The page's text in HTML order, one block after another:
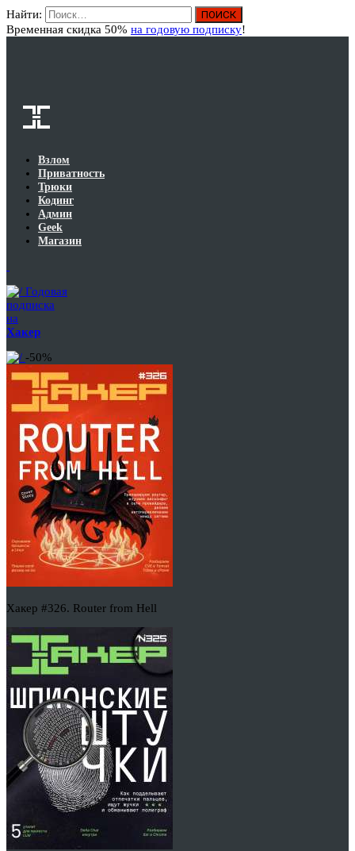
Найти:
Временная скидка 50% на годовую подписку!
Взлом
Приватность
Трюки
Кодинг
Админ
Geek
Магазин
Годовая
подписка
на
Хакер
-50%
Хакер #326. Router from Hell